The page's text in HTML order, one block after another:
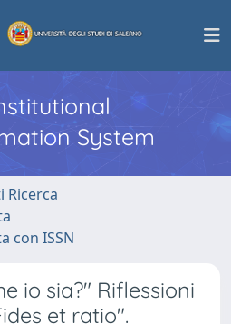
System
Ricerca
con ISSN
io sia?" Riflessioni
et ratio".